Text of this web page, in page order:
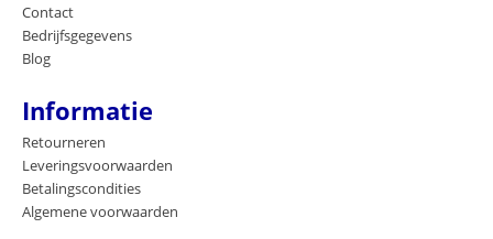
Contact
Bedrijfsgegevens
Blog
Informatie
Retourneren
Leveringsvoorwaarden
Betalingscondities
Algemene voorwaarden